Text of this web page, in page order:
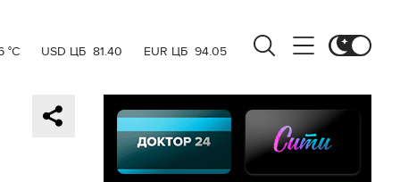
°C USD ЦБ 81.40 EUR ЦБ 94.05